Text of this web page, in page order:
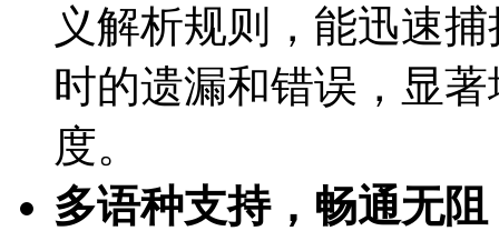
义解析规则，能迅速
时的遗漏和错误，
度。
多语种支持，畅通无阻